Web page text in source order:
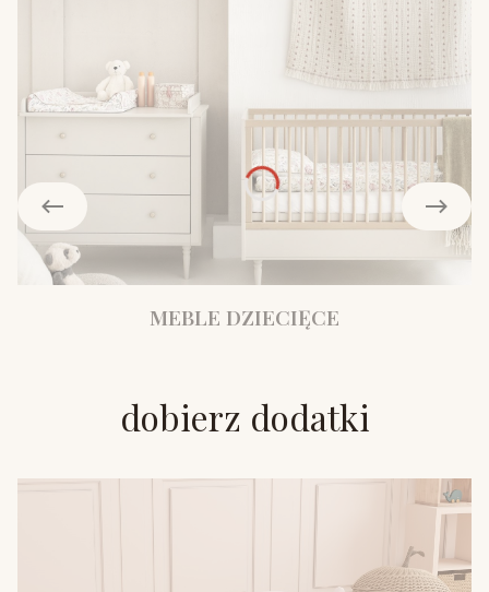
MEBLE DZIECIĘCE
dobierz dodatki